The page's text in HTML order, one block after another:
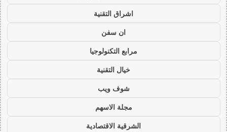
اشراق التقنية
ان سفن
مرابع التكنولوجيا
خيال التقنية
شوف ويب
مجلة الاسهم
الشرقية الاقتصادية